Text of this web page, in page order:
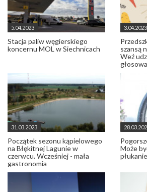
5.04.2023
Stacja paliw węgierskiego
koncernu MOL w Siechnicach
3.04.2023
szansą
Weź
31.03.2023
Początek sezonu kąpielowego
na Błękitnej Lagunie w
czerwcu. Wcześniej - mała
gastronomia
Może